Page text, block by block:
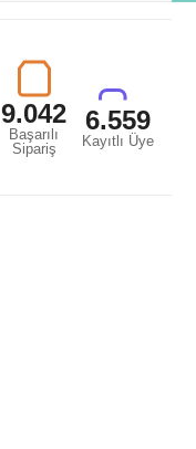
9.042
Başarılı
Sipariş
6.559
Kayıtlı Üye